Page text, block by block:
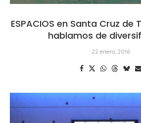
ESPACIOS en Santa Cruz de
hablamos de
22 enero, 2016